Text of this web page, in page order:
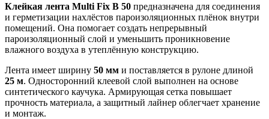
Клейкая лента Multi Fix B 50 предназначена для соединения
и герметизации нахлёстов пароизоляционных плёнок внутри
помещений. Она помогает создать непрерывный
пароизоляционный слой и уменьшить проникновение
влажного воздуха в утеплённую конструкцию.
Лента имеет ширину 50 мм и поставляется в рулоне длиной
25 м. Односторонний клеевой слой выполнен на основе
синтетического каучука. Армирующая сетка повышает
прочность материала, а защитный лайнер облегчает хранение
и монтаж.